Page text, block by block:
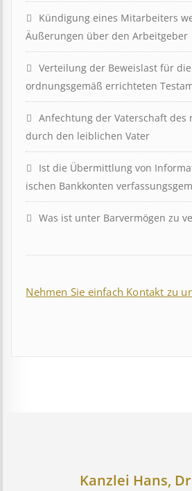
Kündigung eines Mit­ar­beit­ers
Äuß­er­ung­en über den Ar­beit­geber
Ver­teil­ung der Be­weis­last für
ord­nungs­ge­mäß er­richt­et­en
Anfechtung der Vaterschaft des
durch den leiblichen Vater
Ist die Über­mitt­lung von
isch­en Bank­kont­en
Was ist unter Barvermögen zu
Nehmen Sie einfach Kontakt zu
Kanzlei Hans,